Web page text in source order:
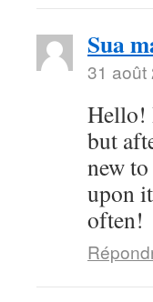
Sua
31 août
Hello!
but
new
upon
often!